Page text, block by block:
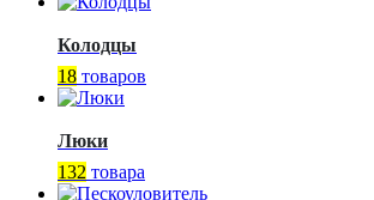
Колодцы
18 товаров
Люки
132 товара